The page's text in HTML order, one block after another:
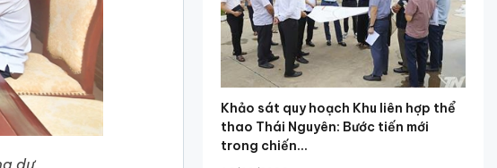
dự
Khảo sát quy hoạch Khu liên hợp thể
thao Thái Nguyên: Bước tiến mới
trong chiến...